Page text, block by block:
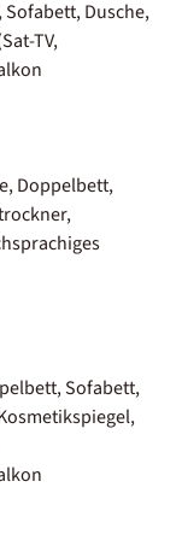
Dusche,
TV,
Doppelbett,
Sofabett,